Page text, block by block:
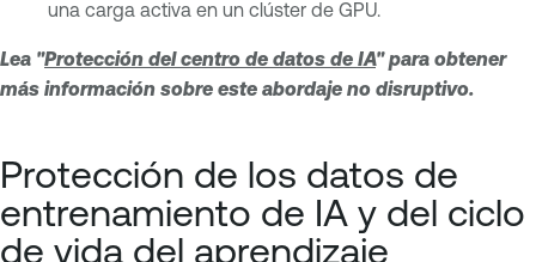
una carga activa en un clúster de GPU.
Lea "Protección del centro de datos de IA" para obtener
más información sobre este abordaje no disruptivo.
Protección de los datos de
entrenamiento de IA y del ciclo
de vida del aprendizaje